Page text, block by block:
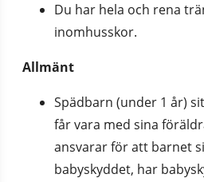
Du har hela och rena
inomhusskor.
Allmänt
Spädbarn (under 1 år)
får vara med sina
ansvarar för att barnet
babyskyddet, har